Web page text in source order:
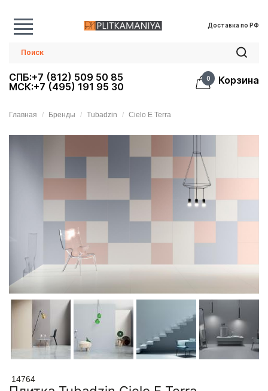
Доставка по РФ
СПБ:+7 (812) 509 50 85
МСК:+7 (495) 191 95 30
0 Корзина
Главная Бренды Tubadzin Cielo E Terra
14764